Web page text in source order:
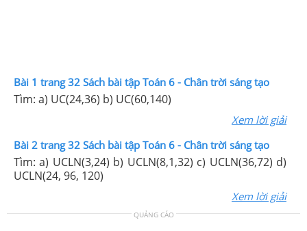
Bài 1 trang 32 Sách bài tập Toán 6 - Chân trời sáng tạo
Tìm: a) UC(24,36) b) UC(60,140)
Xem lời giải
Bài 2 trang 32 Sách bài tập Toán 6 - Chân trời sáng tạo
Tìm: a) UCLN(3,24) b) UCLN(8,1,32) c) UCLN(36,72) d)
UCLN(24, 96, 120)
Xem lời giải
QUẢNG CÁO